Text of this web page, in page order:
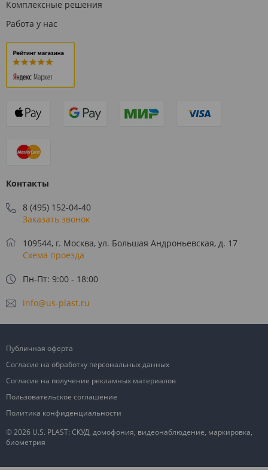
Комплексные решения
Работа у нас
Контакты
8 (495) 152-04-40
Заказать звонок
109544, г. Москва, ул. Большая Андроньевская, д. 17
Схема проезда
Пн-Пт: 9:00 - 18:00
info@us-plast.ru
© 2026 U.S. PLAST: СКУД, домофония, видеонаблюдение, маркировка,
биометрия
Публичная оферта
Согласие на обработку персональных данных
Согласие на получение рекламных материалов
Пользовательское соглашение
Политика конфиденциальности